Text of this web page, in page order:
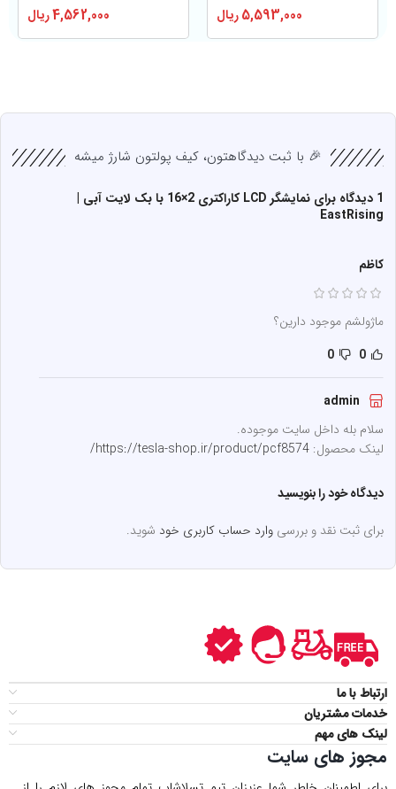
5,593,000ریال 4,562,000ریال
🎉 با ثبت دیدگاهتون، کیف پولتون شارژ میشه
1 دیدگاه برای
نمایشگر LCD کاراکتری 2×16 با بک لایت آبی |
EastRising
کاظم
ماژولشم موجود دارین؟
0
0
سلام بله داخل سایت موجوده.
لینک محصول:https://tesla-shop.ir/product/pcf8574/
دیدگاه خود را بنویسید
برای ثبت نقد و بررسیوارد حساب کاربری خود شوید.
ارتباط با ما
خدمات مشتریان
لینک های مهم
مجوز های سایت